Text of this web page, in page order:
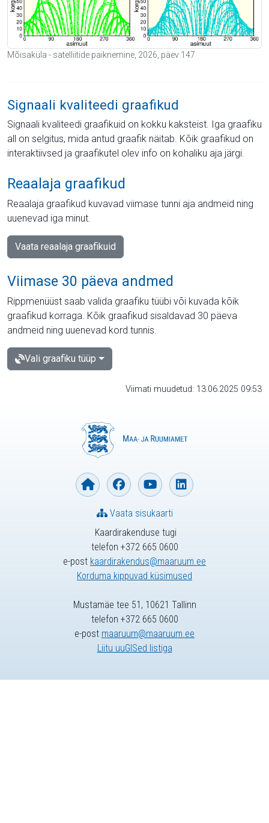
Mõisaküla - satelliitide paiknemine, 2026, päev 147
Signaali kvaliteedi graafikud
Signaali kvaliteedi graafikuid on kokku kaksteist. Iga graafiku
all on selgitus, mida antud graafik näitab. Kõik graafikud on
interaktiivsed ja graafikutel olev info on kohaliku aja järgi.
Reaalaja graafikud
Reaalaja graafikud kuvavad viimase tunni aja andmeid ning
uuenevad iga minut.
Vaata reaalaja graafikuid
Viimase 30 päeva andmed
Rippmenüüst saab valida graafiku tüübi või kuvada kõik
graafikud korraga. Kõik graafikud sisaldavad 30 päeva
andmeid ning uuenevad kord tunnis.
Vali graafiku tüüp
Viimati muudetud: 13.06.2025 09:53
Kaardirakenduse tugi
telefon +372 665 0600
e-post kaardirakendus@maaruum.ee
Korduma kippuvad küsimused
Vaata sisukaarti
Mustamäe tee 51, 10621 Tallinn
telefon +372 665 0600
e-post maaruum@maaruum.ee
Liitu uuGISed listiga